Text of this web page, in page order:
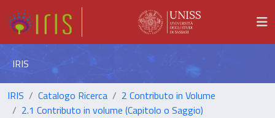
IRIS
IRIS Catalogo Ricerca
2 Contributo in Volume
2.1 Contributo in volume (Capitolo o Saggio)